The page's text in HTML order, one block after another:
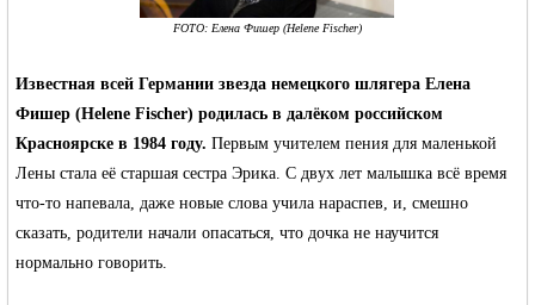
FOTO: Елена Фишер (Helene Fischer)
Известная всей Германии звезда немецкого шлягера Елена
Фишер (Helene Fischer) родилась в далёком российском
Красноярске в 1984 году. Первым учителем пения для маленькой
Лены стала её старшая сестра Эрика. С двух лет малышка всё время
что-то напевала, даже новые слова учила нараспев, и, смешно
сказать, родители начали опасаться, что дочка не научится
нормально говорить.